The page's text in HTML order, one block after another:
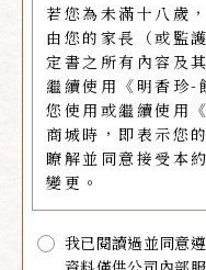
若您為未滿十八歲
由您的家長（或監
定書之所有內容及
繼續使用《明香珍-
您使用或繼續使用
商城時，即表示您
瞭解並同意接受本
變更。
除本使用條款外，
台中餅舖》網路商
我已閱讀過並同意